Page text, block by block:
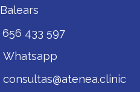
Balears
656 433 597
Whatsapp
consultas@atenea.clinic